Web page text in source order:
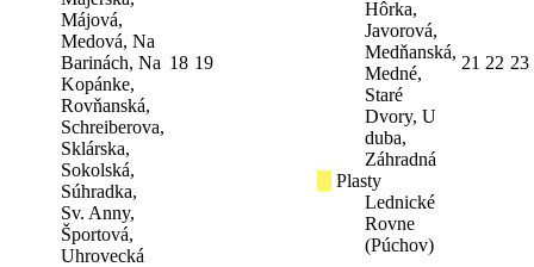
Májová,
Medová, Na
Barinách, Na
Kopánke,
Rovňanská,
Schreiberova,
Sklárska,
Sokolská,
Súhradka,
Sv. Anny,
Športová,
Uhrovecká
18 19
Hôrka,
Javorová,
Medňanská,
Medné,
Staré
Dvory, U
duba,
Záhradná
Plasty
Lednické
Rovne
(Púchov)
21 22 23